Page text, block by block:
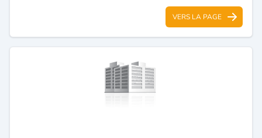
VERS LA PAGE